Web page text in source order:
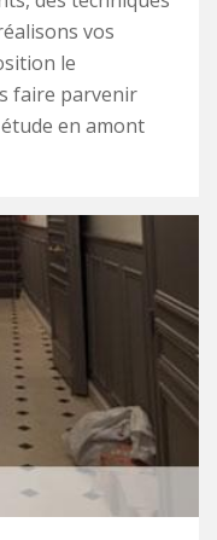
vos
le
faire parvenir
en amont